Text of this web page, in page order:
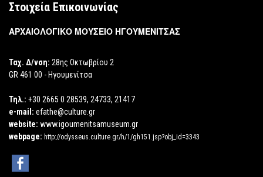
Στοιχεία Επικοινωνίας
ΑΡΧΑΙΟΛΟΓΙΚΟ ΜΟΥΣΕΙΟ ΗΓΟΥΜΕΝΙΤΣΑΣ
Ταχ. Δ/νση: 28ης Οκτωβρίου 2
GR 461 00 - Ηγουμενίτσα
Τηλ.: +30 2665 0 28539, 24733, 21417
e-mail: efathe@culture.gr
website: www.igoumenitsamuseum.gr
webpage: http://odysseus.culture.gr/h/1/gh151.jsp?obj_id=3343